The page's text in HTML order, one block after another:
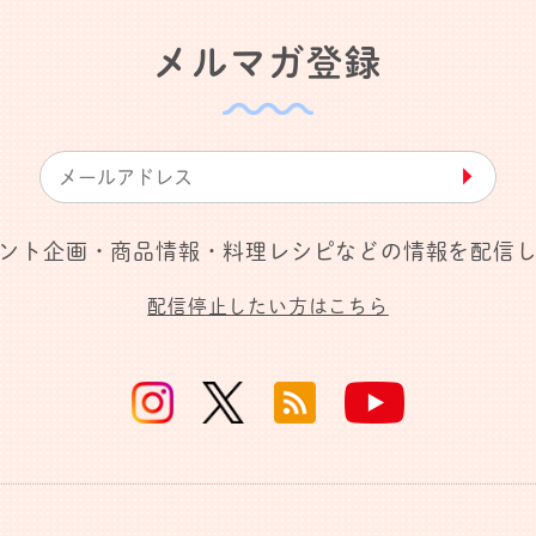
メルマガ登録
▶︎
ト企画・商品情報・料理レシピなどの情報を配信
配信停止したい方はこちら